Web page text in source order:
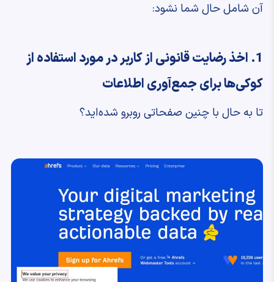
آن شامل حال شما نشود:
1. اخذ رضایت قانونی از کاربر در مورد استفاده از
کوکی‌ها برای جمع‌آوری اطلاعات
تا به حال با چنین صفحاتی روبرو شده‌اید؟